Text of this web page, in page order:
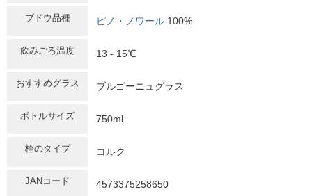
ブドウ品種 ピノ・ノワール 100%
飲みごろ温度 13 - 15℃
おすすめグラス ブルゴーニュグラス
ボトルサイズ 750ml
栓のタイプ コルク
JANコード 4573375258650